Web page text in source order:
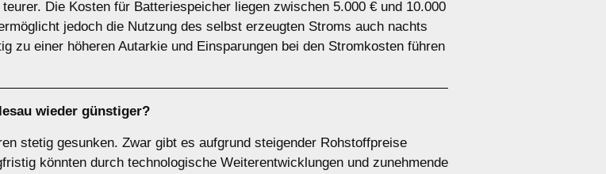
Die Kosten für Batteriespeicher liegen zwischen 5.000 € und 10.000
jedoch die Nutzung des selbst erzeugten Stroms auch nachts
zu einer höheren Autarkie und Einsparungen bei den Stromkosten führen
wieder günstiger?
stetig gesunken. Zwar gibt es aufgrund steigender Rohstoffpreise
könnten durch technologische Weiterentwicklungen und zunehmende